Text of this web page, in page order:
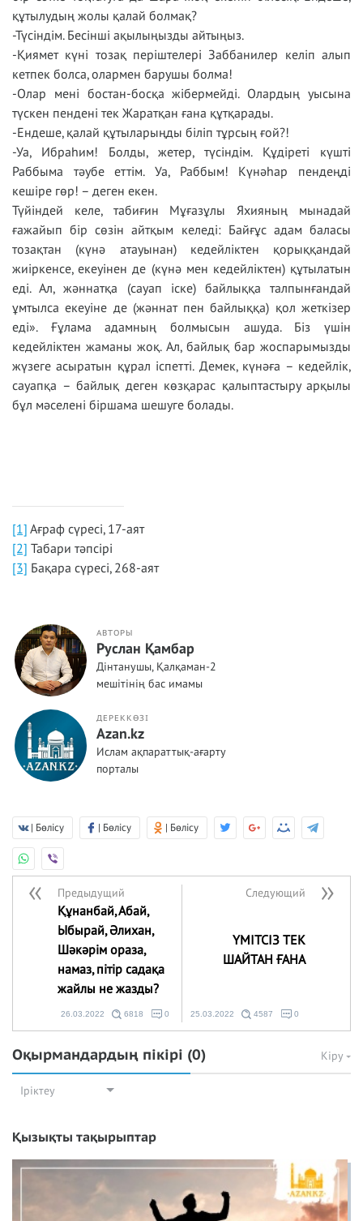
құтылудың жолы қалай болмақ?
-Түсіндім. Бесінші ақылыңызды айтыңыз.
-Қиямет күні тозақ періштелері Заббанилер келіп алып
кетпек болса, олармен барушы болма!
-Олар мені бостан-босқа жібермейді. Олардың уысына
түскен пендені тек Жаратқан ғана құтқарады.
-Ендеше, қалай құтыларыңды біліп тұрсың ғой?!
-Уа, Ибраһим! Болды, жетер, түсіндім. Құдіреті күшті
Раббыма тәубе еттім. Уа, Раббым! Күнәһар пендеңді
кешіре гөр! – деген екен.
Түйіндей келе, табиғин Мұғазұлы Яхияның мынадай
ғажайып бір сөзін айтқым келеді: Байғұс адам баласы
тозақтан (күнә атауынан) кедейліктен қорыққандай
жиіркенсе, екеуінен де (күнә мен кедейліктен) құтылатын
еді. Ал, жәннатқа (сауап іске) байлыққа талпынғандай
ұмтылса екеуіне де (жәннат пен байлыққа) қол жеткізер
еді». Ғұлама адамның болмысын ашуда. Біз үшін
кедейліктен жаманы жоқ. Ал, байлық бар жоспарымызды
жүзеге асыратын құрал іспетті. Демек, күнәға – кедейлік,
сауапқа – байлық деген көзқарас қалыптастыру арқылы
бұл мәселені біршама шешуге болады.
[1] Ағраф сүресі, 17-аят
[2] Табари тәпсірі
[3] Бақара сүресі, 268-аят
АВТОРЫ
Руслан Қамбар
Дінтанушы, Қалқаман-2
мешітінің бас имамы
ДЕРЕККӨЗІ
Azan.kz
Ислам ақпараттық-ағарту
порталы
| Бөлісу | Бөлісу | Бөлісу
Предыдущий Следующий
Құнанбай, Абай,
Ыбырай, Әлихан,
Шәкәрім ораза,
намаз, пітір садақа
жайлы не жазды?
ҮМІТСІЗ ТЕК
ШАЙТАН ҒАНА
26.03.2022 6818 0 25.03.2022 4587 0
Оқырмандардың пікірі (0) Кіру
Іріктеу
Қызықты тақырыптар